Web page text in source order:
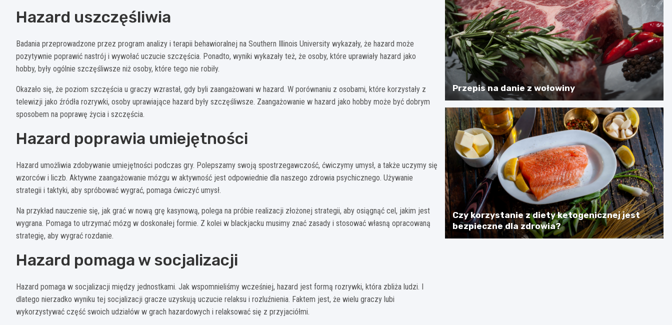
Hazard uszczęśliwia
Badania przeprowadzone przez program analizy i terapii behawioralnej na Southern Illinois University wykazały, że hazard może
pozytywnie poprawić nastrój i wywołać uczucie szczęścia. Ponadto, wyniki wykazały też, że osoby, które uprawiały hazard jako
hobby, były ogólnie szczęśliwsze niż osoby, które tego nie robiły.
Okazało się, że poziom szczęścia u graczy wzrastał, gdy byli zaangażowani w hazard. W porównaniu z osobami, które korzystały z
telewizji jako źródła rozrywki, osoby uprawiające hazard były szczęśliwsze. Zaangażowanie w hazard jako hobby może być dobrym
sposobem na poprawę życia i szczęścia.
Hazard poprawia umiejętności
Hazard umożliwia zdobywanie umiejętności podczas gry. Polepszamy swoją spostrzegawczość, ćwiczymy umysł, a także uczymy się
wzorców i liczb. Aktywne zaangażowanie mózgu w aktywność jest odpowiednie dla naszego zdrowia psychicznego. Używanie
strategii i taktyki, aby spróbować wygrać, pomaga ćwiczyć umysł.
Na przykład nauczenie się, jak grać w nową grę kasynową, polega na próbie realizacji złożonej strategii, aby osiągnąć cel, jakim jest
wygrana. Pomaga to utrzymać mózg w doskonałej formie. Z kolei w blackjacku musimy znać zasady i stosować własną opracowaną
strategię, aby wygrać rozdanie.
Hazard pomaga w socjalizacji
Hazard pomaga w socjalizacji między jednostkami. Jak wspomnieliśmy wcześniej, hazard jest formą rozrywki, która zbliża ludzi. I
dlatego nierzadko wyniku tej socjalizacji gracze uzyskują uczucie relaksu i rozluźnienia. Faktem jest, że wielu graczy lubi
wykorzystywać część swoich udziałów w grach hazardowych i relaksować się z przyjaciółmi.
Przepis na danie z wołowiny
Czy korzystanie z diety ketogenicznej jest
bezpieczne dla zdrowia?